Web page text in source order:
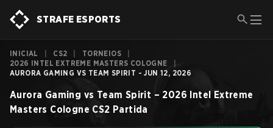
STRAFE ESPORTS
INICIAL CS2 TORNEIOS
2026 INTEL EXTREME MASTERS COLOGNE
AURORA GAMING VS TEAM SPIRIT - JUN 12, 2026
Aurora Gaming vs Team Spirit – 2026 Intel Extreme
Masters Cologne CS2 Partida